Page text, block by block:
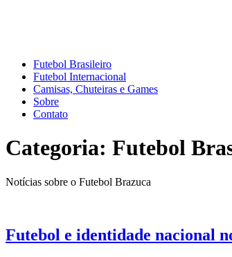
Futebol Brasileiro
Futebol Internacional
Camisas, Chuteiras e Games
Sobre
Contato
Categoria: Futebol
Notícias sobre o Futebol Brazuca
Futebol e identidade nacional